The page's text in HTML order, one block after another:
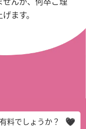
ます。
料でしょうか？